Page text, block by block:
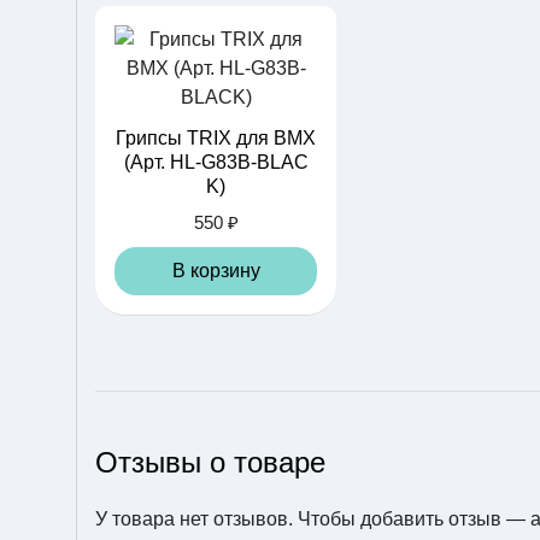
Грипсы TRIX для BMX
(Арт. HL-G83B-BLAC
K)
550 ₽
В корзину
Шлем 05-0097959 UR
61 см)
Отзывы о товаре
У товара нет отзывов. Чтобы добавить отзыв —